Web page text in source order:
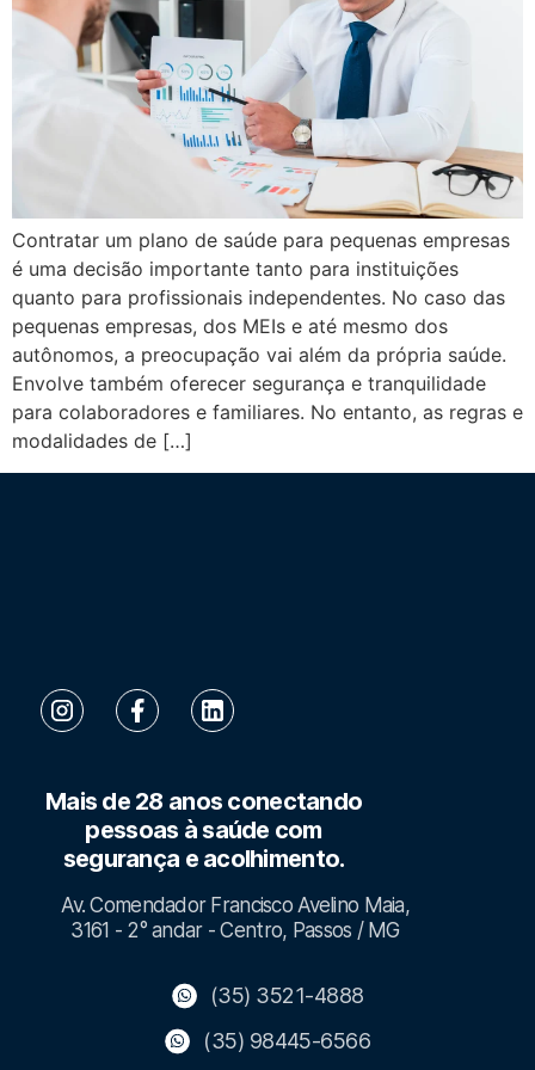
Contratar um plano de saúde para pequenas empresas
é uma decisão importante tanto para instituições
quanto para profissionais independentes. No caso das
pequenas empresas, dos MEIs e até mesmo dos
autônomos, a preocupação vai além da própria saúde.
Envolve também oferecer segurança e tranquilidade
para colaboradores e familiares. No entanto, as regras e
modalidades de […]
Mais de 28 anos conectando
pessoas à saúde com
segurança e acolhimento.
Av. Comendador Francisco Avelino Maia,
3161 - 2° andar - Centro, Passos / MG
(35) 3521-4888
(35) 98445-6566